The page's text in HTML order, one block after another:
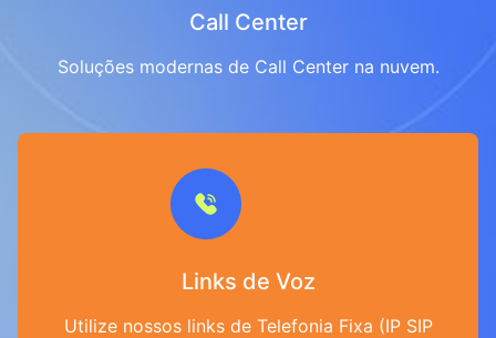
Links de Voz
Utilize nossos links de Telefonia Fixa (IP SIP
Call Center
Soluções modernas de Call Center na nuvem.